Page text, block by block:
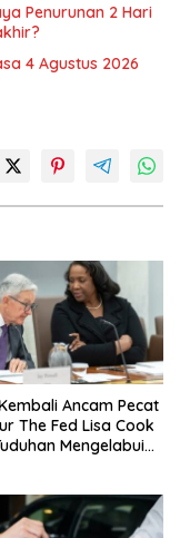
Penurunan 2 Hari
4 Agustus 2026
Ancam Pecat
The Fed Lisa Cook
Mengelabui